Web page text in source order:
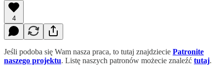
4
Jeśli podoba się Wam nasza praca, to tutaj znajdziecie Patronite
naszego projektu. Listę naszych patronów możecie znaleźć tutaj.